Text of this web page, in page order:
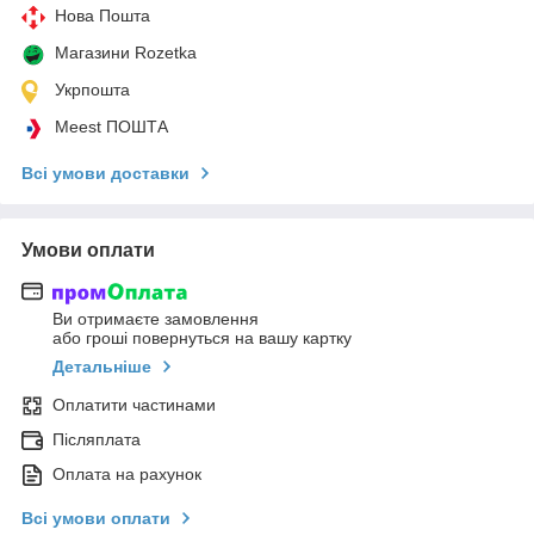
Нова Пошта
Магазини Rozetka
Укрпошта
Meest ПОШТА
Всі умови доставки
Умови оплати
Ви отримаєте замовлення
або гроші повернуться на вашу картку
Детальніше
Оплатити частинами
Післяплата
Оплата на рахунок
Всі умови оплати